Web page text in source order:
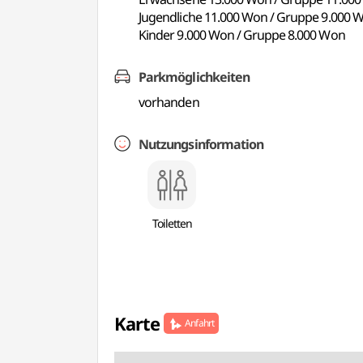
Jugendliche 11.000 Won / Gruppe 9.000
Kinder 9.000 Won / Gruppe 8.000 Won
Parkmöglichkeiten
vorhanden
Nutzungsinformation
Toiletten
Karte Anfahrt